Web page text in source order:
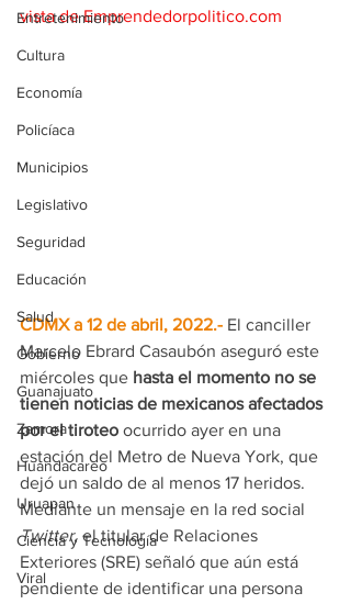
Entretenimiento
Cultura
Economía
Policíaca
Municipios
Legislativo
Seguridad
Educación
Salud
Gobierno
Guanajuato
Zamora
Huandacareo
Uruapan
Ciencia y Tecnología
Viral
vista de Emprendedorpolitico.com
CDMX a 12 de abril, 2022.- El canciller
Marcelo Ebrard Casaubón aseguró este
miércoles que hasta el momento no se
tienen noticias de mexicanos afectados
por el tiroteo ocurrido ayer en una
estación del Metro de Nueva York, que
dejó un saldo de al menos 17 heridos.
Mediante un mensaje en la red social
Twitter, el titular de Relaciones
Exteriores (SRE) señaló que aún está
pendiente de identificar una persona